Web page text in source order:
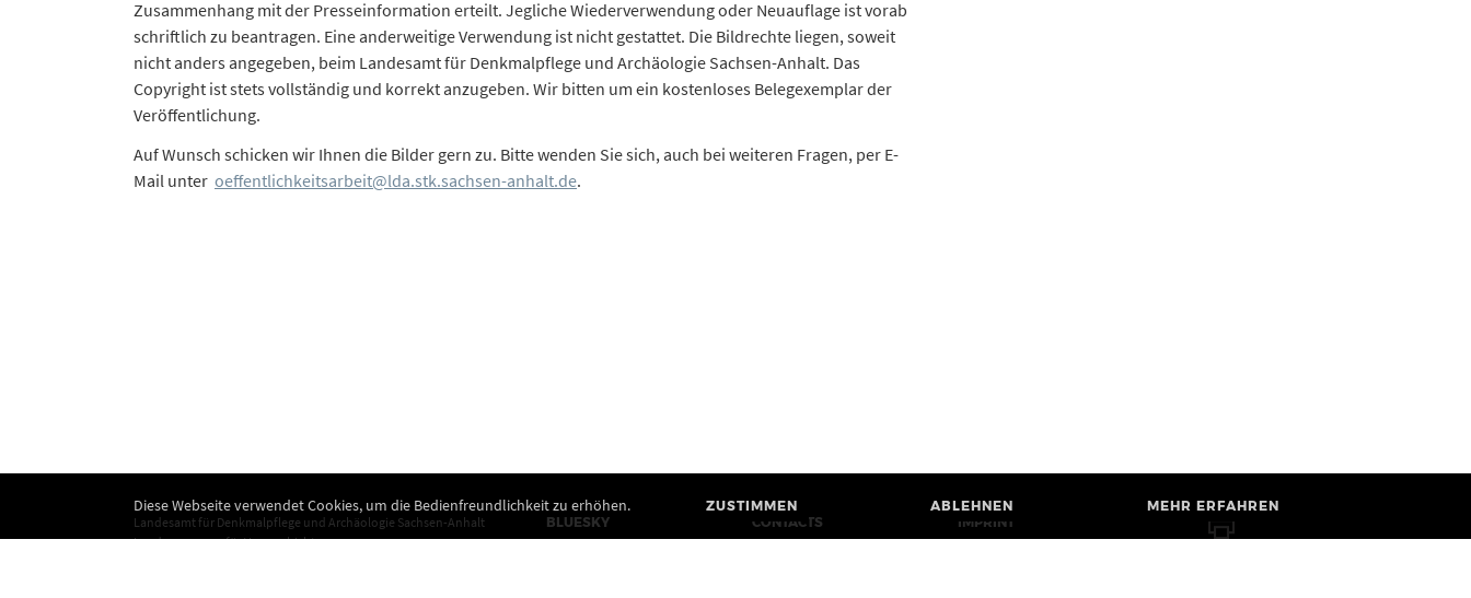
Diese Webseite verwendet Cookies, um die Bedienfreundlichkeit zu erhöhen. ZUSTIMMEN ABLEHNEN MEHR ERFAHREN
Zusammenhang mit der Presseinformation erteilt. Jegliche Wiederverwendung oder Neuauflage ist vorab
schriftlich zu beantragen. Eine anderweitige Verwendung ist nicht gestattet. Die Bildrechte liegen, soweit
nicht anders angegeben, beim Landesamt für Denkmalpflege und Archäologie Sachsen-Anhalt. Das
Copyright ist stets vollständig und korrekt anzugeben. Wir bitten um ein kostenloses Belegexemplar der
Veröffentlichung.
Auf Wunsch schicken wir Ihnen die Bilder gern zu. Bitte wenden Sie sich, auch bei weiteren Fragen, per E-
Mail unter oeffentlichkeitsarbeit@lda.stk.sachsen-anhalt.de.
Landesamt für Denkmalpflege und Archäologie Sachsen-Anhalt
Landesmuseum für Vorgeschichte
BLUESKY
CONTACTS
IMPRINT